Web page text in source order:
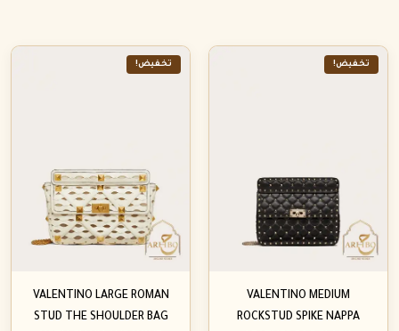
تخفيض!
VALENTINO MEDIUM
ROCKSTUD SPIKE NAPPA
تخفيض!
VALENTINO LARGE ROMAN
STUD THE SHOULDER BAG